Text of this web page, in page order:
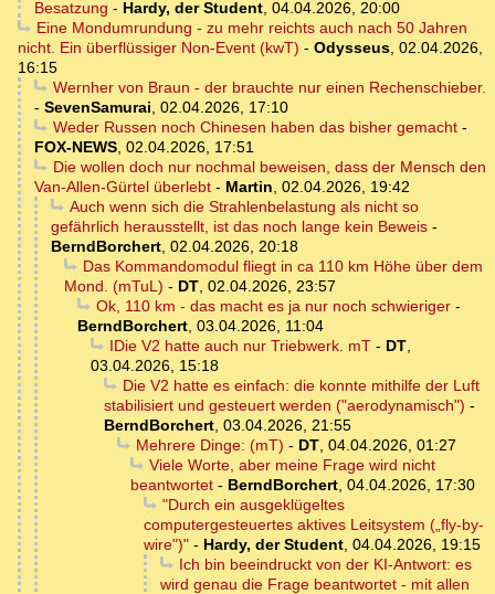
Besatzung - Hardy, der Student, 04.04.2026, 20:00
Eine Mondumrundung - zu mehr reichts auch nach 50 Jahren
nicht. Ein überflüssiger Non-Event (kwT) - Odysseus, 02.04.2026,
16:15
Wernher von Braun - der brauchte nur einen Rechenschieber.
- SevenSamurai, 02.04.2026, 17:10
Weder Russen noch Chinesen haben das bisher gemacht-
FOX-NEWS, 02.04.2026, 17:51
Die wollen doch nur nochmal beweisen, dass der Mensch den
Van-Allen-Gürtel überlebt - Martin, 02.04.2026, 19:42
Auch wenn sich die Strahlenbelastung als nicht so
gefährlich herausstellt, ist das noch lange kein Beweis -
BerndBorchert, 02.04.2026, 20:18
Das Kommandomodul fliegt in ca 110 km Höhe über dem
Mond. (mTuL) - DT, 02.04.2026, 23:57
Ok, 110 km - das macht es ja nur noch schwieriger-
BerndBorchert, 03.04.2026, 11:04
IDie V2 hatte auch nur Triebwerk. mT- DT,
03.04.2026, 15:18
Die V2 hatte es einfach: die konnte mithilfe der Luft
stabilisiert und gesteuert werden ("aerodynamisch") -
BerndBorchert, 03.04.2026, 21:55
Mehrere Dinge: (mT) - DT, 04.04.2026, 01:27
Viele Worte, aber meine Frage wird nicht
beantwortet - BerndBorchert, 04.04.2026, 17:30
"Durch ein ausgeklügeltes
computergesteuertes aktives Leitsystem („fly-by-
wire")" - Hardy, der Student, 04.04.2026, 19:15
Ich bin beeindruckt von der KI-Antwort: es
wird genau die Frage beantwortet - mit allen